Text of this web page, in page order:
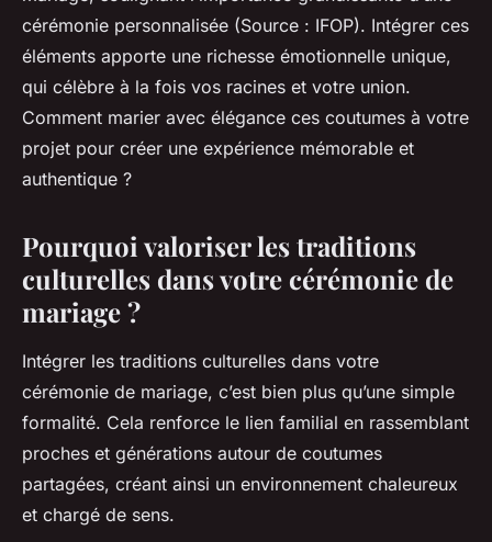
cérémonie personnalisée (Source : IFOP). Intégrer ces
éléments apporte une richesse émotionnelle unique,
qui célèbre à la fois vos racines et votre union.
Comment marier avec élégance ces coutumes à votre
projet pour créer une expérience mémorable et
authentique ?
Pourquoi valoriser les traditions
culturelles dans votre cérémonie de
mariage ?
Intégrer les traditions culturelles dans votre
cérémonie de mariage, c’est bien plus qu’une simple
formalité. Cela renforce le lien familial en rassemblant
proches et générations autour de coutumes
partagées, créant ainsi un environnement chaleureux
et chargé de sens.